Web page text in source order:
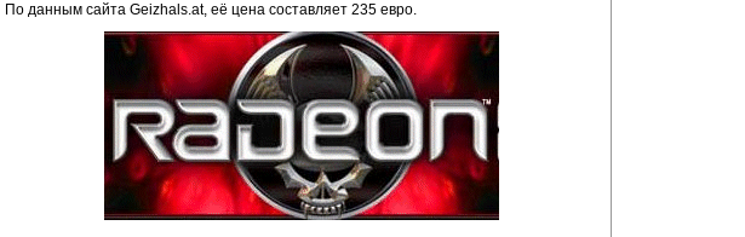
По данным сайта Geizhals.at, её цена составляет 235 евро.